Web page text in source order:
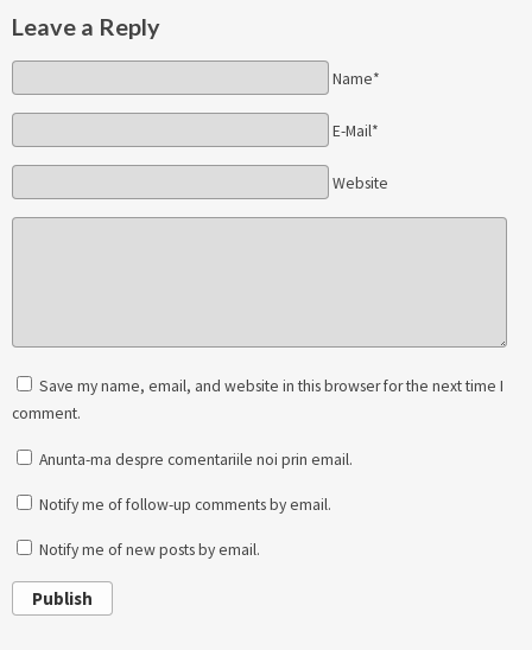
Leave a Reply
Name*
E-Mail*
Website
Save my name, email, and website in this browser for the next time I
comment.
Anunta-ma despre comentariile noi prin email.
Notify me of follow-up comments by email.
Notify me of new posts by email.
Publish